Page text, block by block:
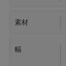
素材
幅